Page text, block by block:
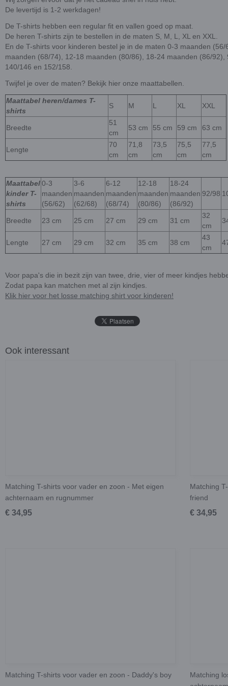
De levertijd is 1-2 werkdagen!
De T-shirts hebben een regular fit en vallen goed op maat.
De heren T-shirts zijn te bestellen in de maten S, M, L, XL en XXL.
En de T-shirts voor kinderen bestel je in de maten 0-3 maanden
maanden (68/74), 12-18 maanden (80/86), 18-24 maanden (86/
140/146 en 152/158.
Twijfel je over de maten? Bekijk hier onze maattabellen.
Maattabel heren/dames T-
shirts
S M L XL XXL
Breedte
51
cm
53 cm 55 cm 59 cm 63 cm
Lengte
70
cm
71,8
cm
73,5
cm
75,5
cm
77,5
cm
Maattabel
kinder T-
shirts
0-3
maanden
(56/62)
3-6
maanden
(62/68)
6-12
maanden
(68/74)
12-18
maanden
(80/86)
18-24
maanden
(86/92)
92/98
Breedte 23 cm 25 cm 27 cm 29 cm 31 cm
32
cm
Lengte 27 cm 29 cm 32 cm 35 cm 38 cm
43
cm
Voor papa's die in bezit zijn van twee, drie, vier of meer kindjes
Zodat papa kan matchen met al zijn kindjes.
Klik hier voor het losse matching shirt voor kinderen!
Ook interessant
Matching T-shirts voor vader en zoon - Met eigen
achternaam en rugnummer
€ 34,95
Matching
friend
€ 34,95
Matching T-shirts voor vader en zoon - Daddy's boy
Matching